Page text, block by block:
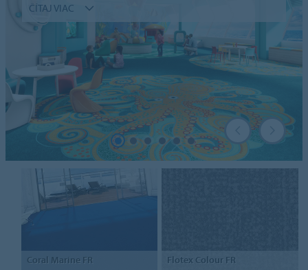
ČÍTAJ VIAC
Coral Marine FR Flotex Colour FR